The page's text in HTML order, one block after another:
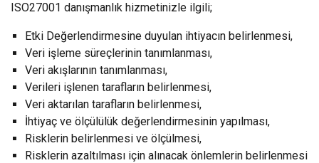
ISO27001 danışmanlık hizmetinizle ilgili;
Etki Değerlendirmesine duyulan ihtiyacın belirlenmesi,
Veri işleme süreçlerinin tanımlanması,
Veri akışlarının tanımlanması,
Verileri işlenen tarafların belirlenmesi,
Veri aktarılan tarafların belirlenmesi,
İhtiyaç ve ölçülülük değerlendirmesinin yapılması,
Risklerin belirlenmesi ve ölçülmesi,
Risklerin azaltılması için alınacak önlemlerin belirlenmesi